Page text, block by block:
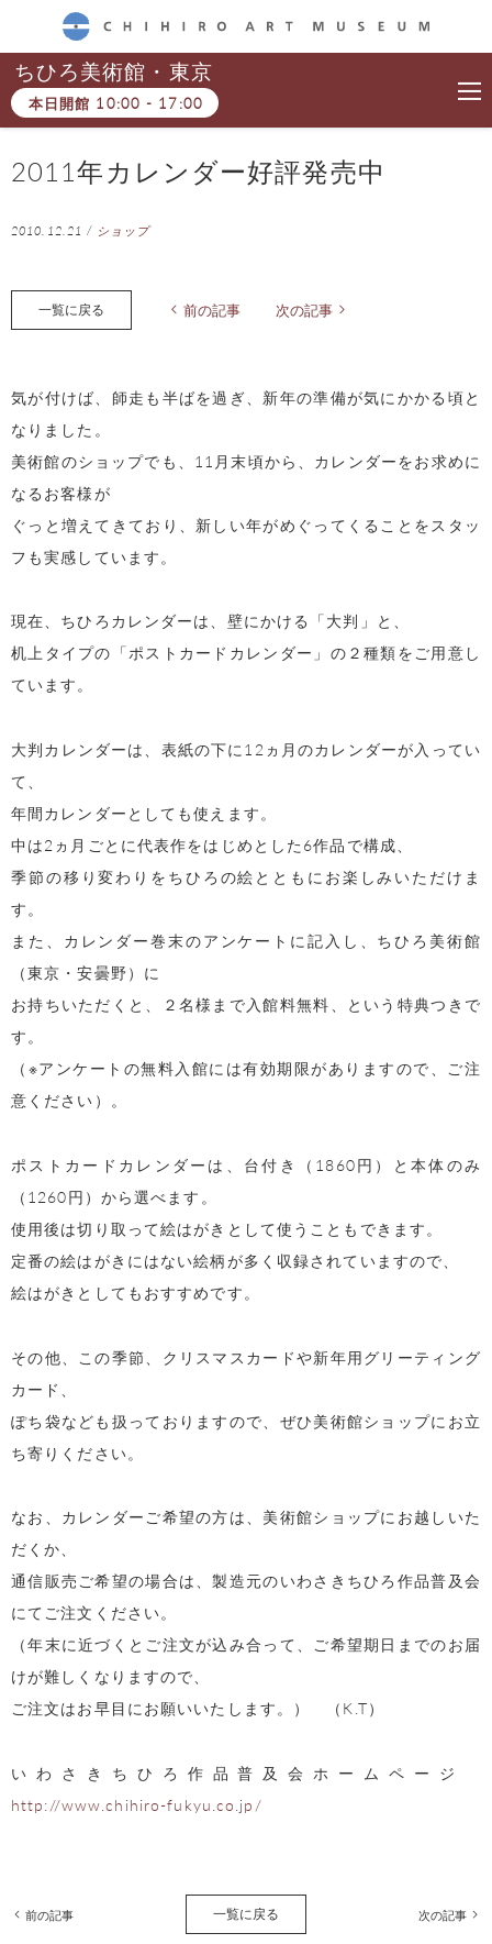
CHIHIRO ART MUSEUM
ちひろ美術館・東京
本日開館 10:00 - 17:00
2011年カレンダー好評発売中
2010.12.21 / ショップ
一覧に戻る 前の記事 次の記事
気が付けば、師走も半ばを過ぎ、新年の準備が気にかかる頃と
なりました。
美術館のショップでも、11月末頃から、カレンダーをお求めに
なるお客様が
ぐっと増えてきており、新しい年がめぐってくることをスタッ
フも実感しています。
現在、ちひろカレンダーは、壁にかける「大判」と、
机上タイプの「ポストカードカレンダー」の２種類をご用意し
ています。
大判カレンダーは、表紙の下に12ヵ月のカレンダーが入ってい
て、
年間カレンダーとしても使えます。
中は2ヵ月ごとに代表作をはじめとした6作品で構成、
季節の移り変わりをちひろの絵とともにお楽しみいただけま
す。
また、カレンダー巻末のアンケートに記入し、ちひろ美術館
（東京・安曇野）に
お持ちいただくと、２名様まで入館料無料、という特典つきで
す。
（※アンケートの無料入館には有効期限がありますので、ご注
意ください）。
ポストカードカレンダーは、台付き（1860円）と本体のみ
（1260円）から選べます。
使用後は切り取って絵はがきとして使うこともできます。
定番の絵はがきにはない絵柄が多く収録されていますので、
絵はがきとしてもおすすめです。
その他、この季節、クリスマスカードや新年用グリーティング
カード、
ぽち袋なども扱っておりますので、ぜひ美術館ショップにお立
ち寄りください。
なお、カレンダーご希望の方は、美術館ショップにお越しいた
だくか、
通信販売ご希望の場合は、製造元のいわさきちひろ作品普及会
にてご注文ください。
（年末に近づくとご注文が込み合って、ご希望期日までのお届
けが難しくなりますので、
ご注文はお早目にお願いいたします。） （K.T）
いわさきちひろ作品普及会ホームページ
http://www.chihiro-fukyu.co.jp/
前の記事 一覧に戻る 次の記事